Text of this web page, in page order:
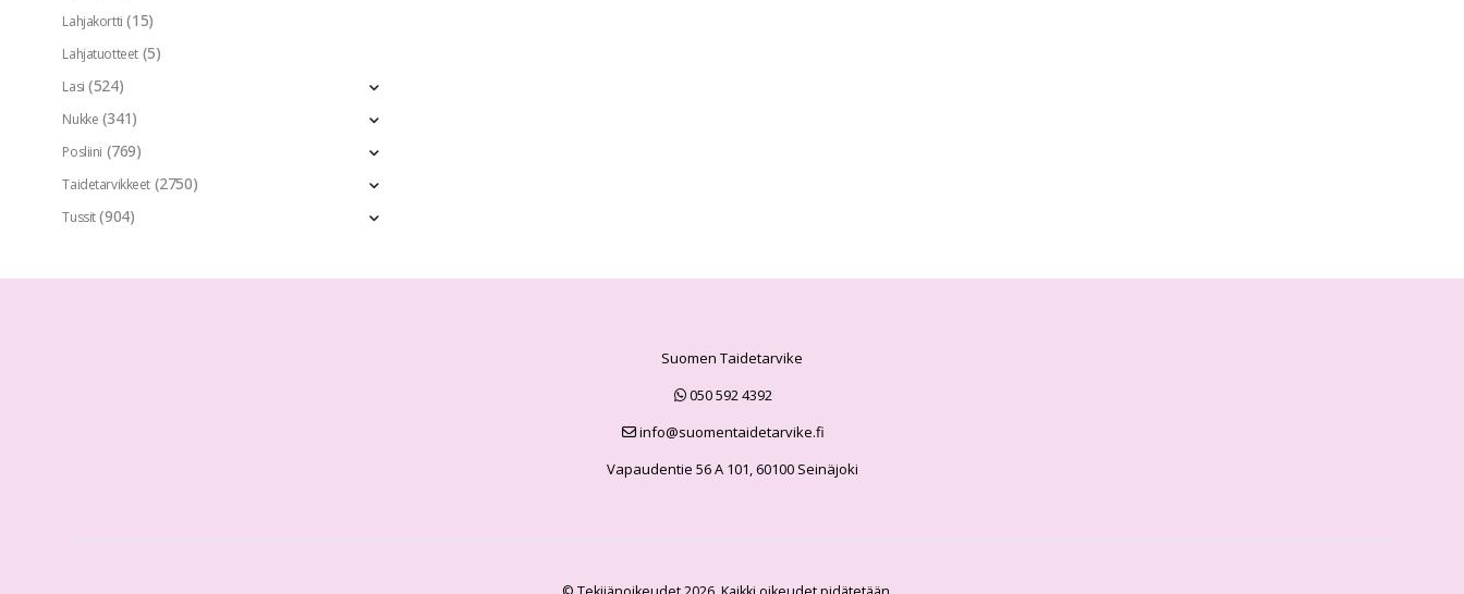
Lahjakortti (15)
Lahjatuotteet (5)
Lasi (524)
Nukke (341)
Posliini (769)
Taidetarvikkeet (2750)
Tussit (904)
Suomen Taidetarvike
050 592 4392
info@suomentaidetarvike.fi
Vapaudentie 56 A 101, 60100 Seinäjoki